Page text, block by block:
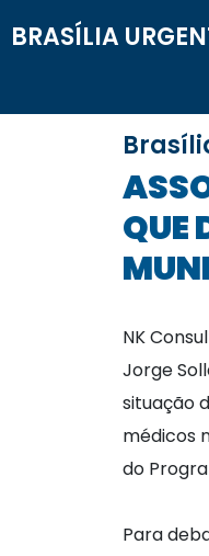
BRASÍLIA
ASSOCIAÇÃO MÉDICA BRASILEIRA PARTICIPARÁ DE AUDIÊNCIA PÚBLICA
QUE
NK
Jorge
situação
médicos
do
Para